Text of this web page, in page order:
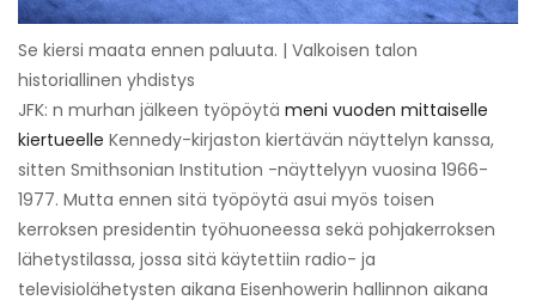
Se kiersi maata ennen paluuta. | Valkoisen talon
historiallinen yhdistys
JFK: n murhan jälkeen työpöytä meni vuoden mittaiselle
kiertueelle Kennedy-kirjaston kiertävän näyttelyn kanssa,
sitten Smithsonian Institution -näyttelyyn vuosina 1966-
1977. Mutta ennen sitä työpöytä asui myös toisen
kerroksen presidentin työhuoneessa sekä pohjakerroksen
lähetystilassa, jossa sitä käytettiin radio- ja
televisiolähetysten aikana Eisenhowerin hallinnon aikana